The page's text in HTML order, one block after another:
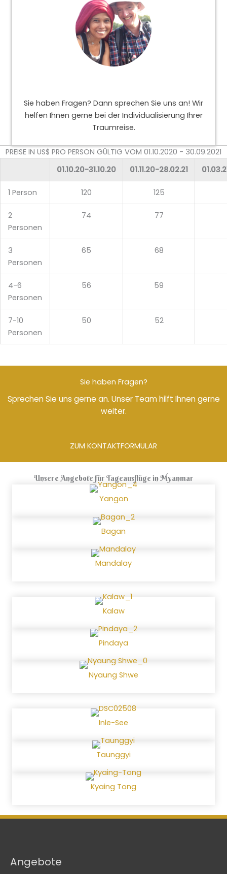
Sie haben Fragen? Dann sprechen Sie uns an! Wir
helfen Ihnen gerne bei der Individualisierung Ihrer
Traumreise.
PREISE IN US$ PRO PERSON GÜLTIG VOM 01.10.2020 - 30.09.2021
01.10.20-31.10.20
01.11.20-28.02.21
1 Person 120 125
2
Personen
74 77
3
Personen
65 68
4-6
Personen
56 59
7-10
Personen
50 52
Sie haben Fragen?
Sprechen Sie uns gerne an. Unser Team hilft Ihnen gerne
weiter.
ZUM KONTAKTFORMULAR
Unsere Angebote für Tageausflüge in Myanmar
Yangon
Bagan
Mandalay
Kalaw
Pindaya
Nyaung Shwe
Inle-See
Taunggyi
Kyaing Tong
Angebote